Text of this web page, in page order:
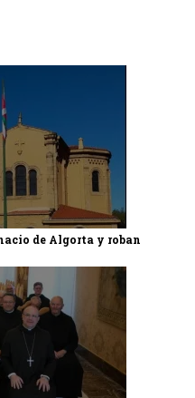
de Algorta y roban